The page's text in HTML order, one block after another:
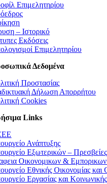
Επιμελητηρίου
– Ιστορικό
Εκδόσεις
Επιμελητηρίου
Δεδομένα
Προστασίας
Δήλωση Απορρήτου
Cookies
Links
Ανάπτυξης
Εξωτερικών – Πρεσβείες
Οικονομικων &
Εθνικής Οικονομίας και
Εργασίας και